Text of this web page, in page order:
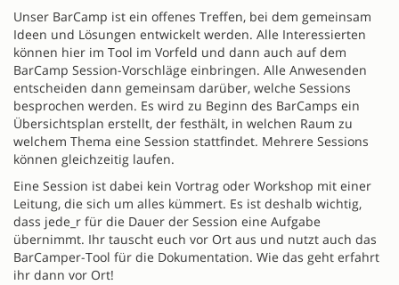
Unser BarCamp ist ein offenes Treffen, bei dem gemeinsam
Ideen und Lösungen entwickelt werden. Alle Interessierten
können hier im Tool im Vorfeld und dann auch auf dem
BarCamp Session-Vorschläge einbringen. Alle Anwesenden
entscheiden dann gemeinsam darüber, welche Sessions
besprochen werden. Es wird zu Beginn des BarCamps ein
Übersichtsplan erstellt, der festhält, in welchen Raum zu
welchem Thema eine Session stattfindet. Mehrere Sessions
können gleichzeitig laufen.
Eine Session ist dabei kein Vortrag oder Workshop mit einer
Leitung, die sich um alles kümmert. Es ist deshalb wichtig,
dass jede_r für die Dauer der Session eine Aufgabe
übernimmt. Ihr tauscht euch vor Ort aus und nutzt auch das
BarCamper-Tool für die Dokumentation. Wie das geht erfahrt
ihr dann vor Ort!